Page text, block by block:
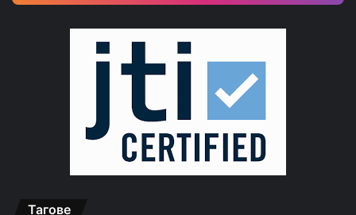
Тагове